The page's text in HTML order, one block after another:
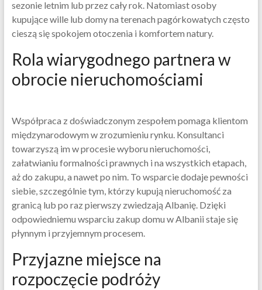
sezonie letnim lub przez cały rok. Natomiast osoby
kupujące wille lub domy na terenach pagórkowatych często
cieszą się spokojem otoczenia i komfortem natury.
Rola wiarygodnego partnera w
obrocie nieruchomościami
Współpraca z doświadczonym zespołem pomaga klientom
międzynarodowym w zrozumieniu rynku. Konsultanci
towarzyszą im w procesie wyboru nieruchomości,
załatwianiu formalności prawnych i na wszystkich etapach,
aż do zakupu, a nawet po nim. To wsparcie dodaje pewności
siebie, szczególnie tym, którzy kupują nieruchomość za
granicą lub po raz pierwszy zwiedzają Albanię. Dzięki
odpowiedniemu wsparciu zakup domu w Albanii staje się
płynnym i przyjemnym procesem.
Przyjazne miejsce na
rozpoczęcie podróży